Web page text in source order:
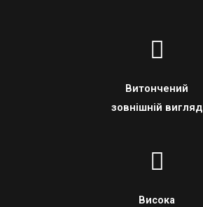
Витончений
зовнішній вигляд
Висока